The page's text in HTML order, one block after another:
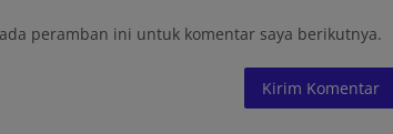
peramban ini untuk komentar saya berikutnya.